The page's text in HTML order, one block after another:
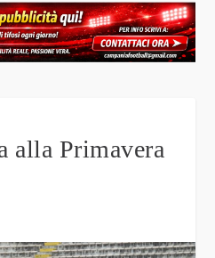
alla Primavera